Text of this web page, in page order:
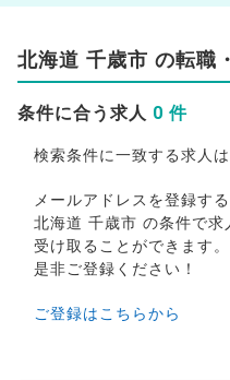
北海道 千歳市 の転職
条件に合う求人 0 件
検索条件に一致する求人
メールアドレスを登録する
北海道 千歳市 の条件で求
受け取ることができます。
是非ご登録ください！
ご登録はこちらから